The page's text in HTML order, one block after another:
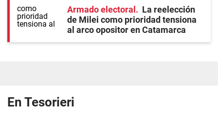
Armado electoral
La reelección
de Milei como prioridad tensiona
al arco opositor en Catamarca
En Tesorieri